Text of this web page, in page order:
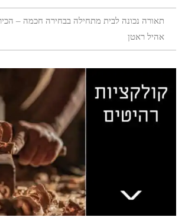
תאורה נכונה לבית מתחילה בבחירה חכמה –
אהיל ראטן